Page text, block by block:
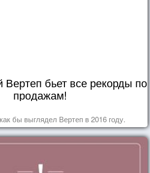
бьет все рекорды по
продажам!
бы выглядел Вертеп в 2016 году.